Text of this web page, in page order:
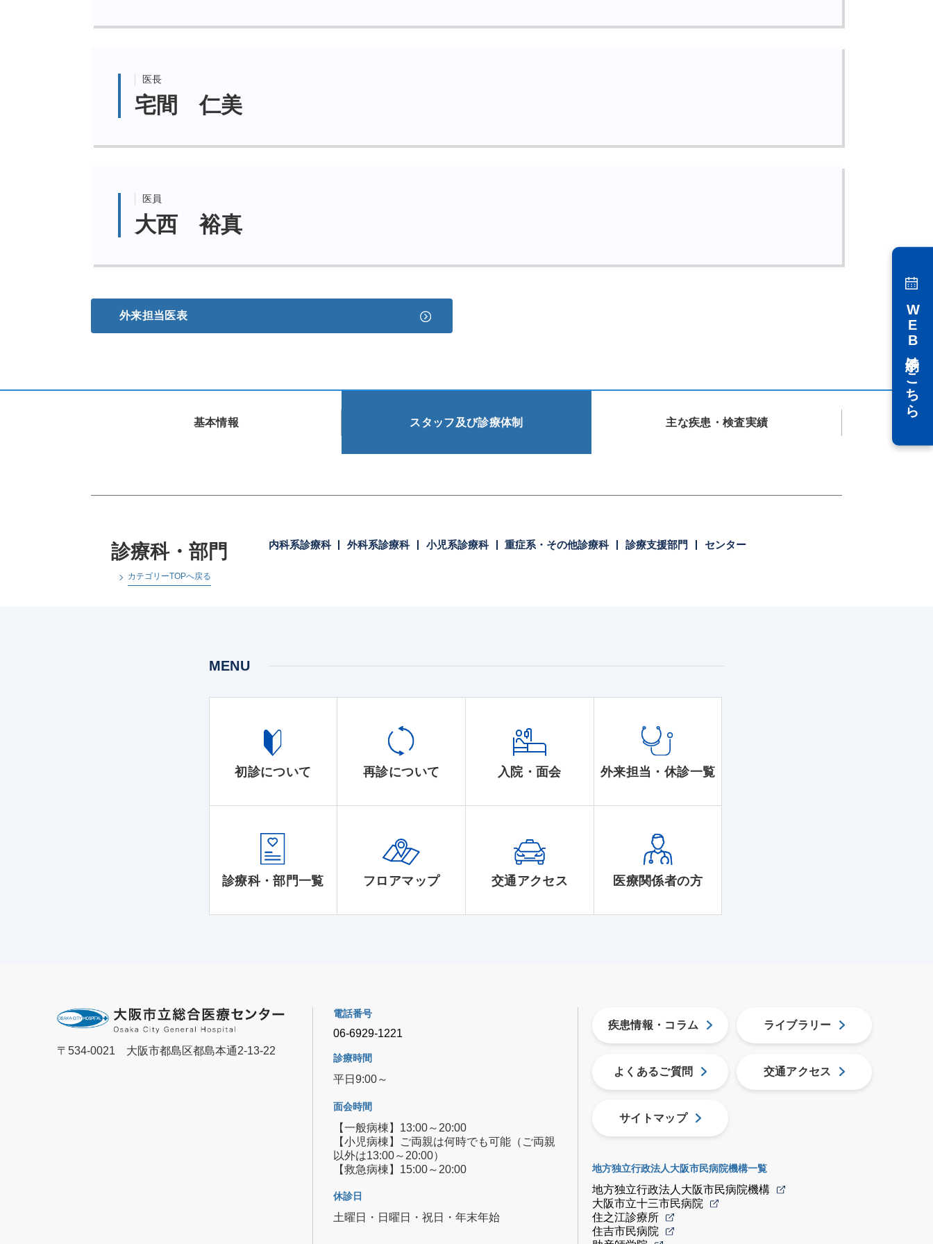
医長
宅間 仁美
医員
大西 裕真
外来担当医表
基本情報 スタッフ及び診療体制 主な疾患・検査実績
WEB予約はこちら
診療科・部門
カテゴリーTOPへ戻る
内科系診療科 外科系診療科 小児系診療科 重症系・その他診療科 診療支援部門 センター
MENU
初診について 再診について 入院・面会 外来担当・休診一覧
診療科・部門一覧 フロアマップ 交通アクセス 医療関係者の方
〒534-0021 大阪市都島区都島本通2-13-22
電話番号
06-6929-1221
診療時間
平日9:00～
面会時間
【一般病棟】13:00～20:00
【小児病棟】ご両親は何時でも可能（ご両親
以外は13:00～20:00）
【救急病棟】15:00～20:00
休診日
土曜日・日曜日・祝日・年末年始
疾患情報・コラム ライブラリー
よくあるご質問 交通アクセス
サイトマップ
地方独立行政法人大阪市民病院機構一覧
地方独立行政法人大阪市民病院機構
大阪市立十三市民病院
住之江診療所
住吉市民病院